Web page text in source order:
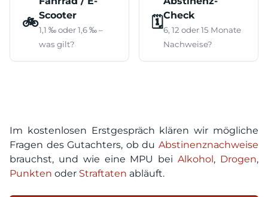
🚲Scooter
1,1 ‰ oder 1,6 ‰ –
was gilt?
🗓️Check
6, 12 oder 15 Monate
Nachweise?
Im kostenlosen Erstgespräch klären wir mögliche
Fragen des Gutachters, ob du Abstinenznachweise
brauchst, und wie eine MPU beiAlkohol, Drogen,
Punkten oder Straftaten abläuft.